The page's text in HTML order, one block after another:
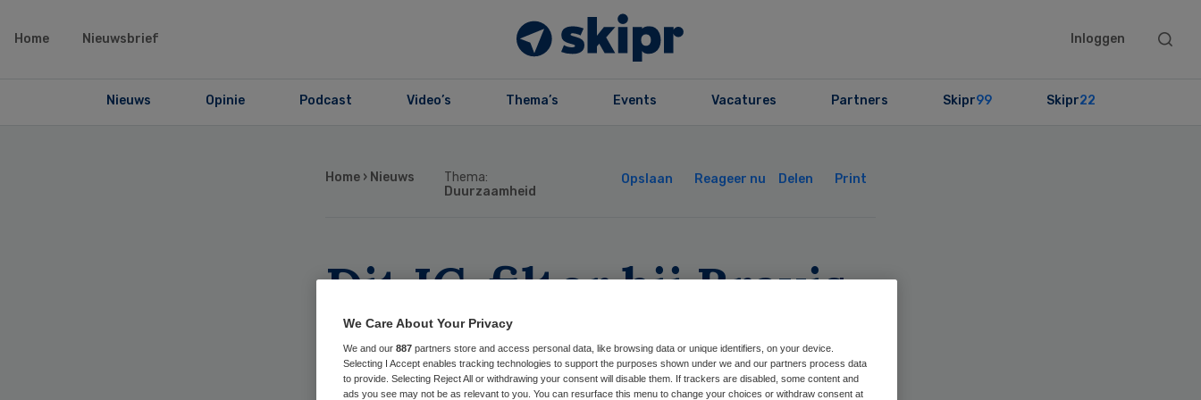
Home Nieuwsbrief Inloggen
Search
Nieuws Opinie Podcast Video’s Thema’s Events Vacatures Partners Skipr99 Skipr22
Home › Nieuws
Thema:
Duurzaamheid
Opslaan Reageer nu Delen Print
Dit IC-filter bij Bravis
voorkomt dat
medicijnresten in het
We Care About Your Privacy
We and our 887 partners store and access personal data, like browsing data or unique identifiers, on your device.
Selecting I Accept enables tracking technologies to support the purposes shown under we and our partners process data
to provide. Selecting Reject All or withdrawing your consent will disable them. If trackers are disabled, some content and
ads you see may not be as relevant to you. You can resurface this menu to change your choices or withdraw consent at